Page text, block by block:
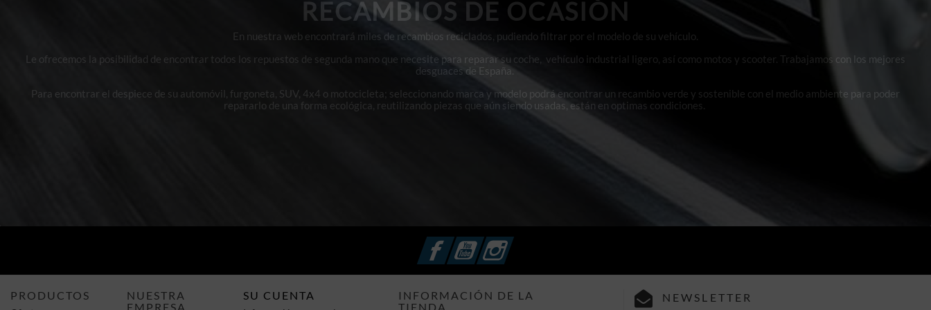
RECAMBIOS DE OCASIÓN
En nuestra web encontrará miles de recambios reciclados, pudiendo filtrar por el modelo de su vehículo.
Le ofrecemos la posibilidad de encontrar todos los repuestos de segunda mano que necesite para reparar su coche, vehículo industrial ligero, así como motos y scooter. Trabajamos con los mejores
desguaces de España.
Para encontrar el despiece de su automóvil, furgoneta, SUV, 4x4 o motocicleta; seleccionando marca y modelo podrá encontrar un recambio verde y sostenible con el medio ambiente para poder
repararlo de una forma ecológica, reutilizando piezas que aún siendo usadas, están en optimas condiciones.
FacebookYouTubeInstagram
PRODUCTOS
NUESTRA
EMPRESA
SU CUENTA
INFORMACIÓN DE LA
TIENDA
NEWSLETTER